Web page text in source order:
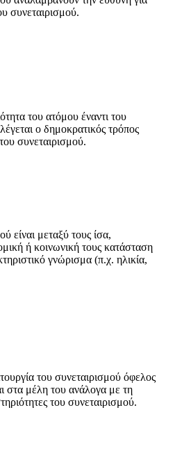
συνεταιρισμού.
του ατόμου έναντι του
ο δημοκρατικός τρόπος
συνεταιρισμού.
είναι μεταξύ τους ίσα,
ή κοινωνική τους κατάσταση
γνώρισμα (π.χ. ηλικία,
του συνεταιρισμού όφελος
στα μέλη του ανάλογα με τη
του συνεταιρισμού.